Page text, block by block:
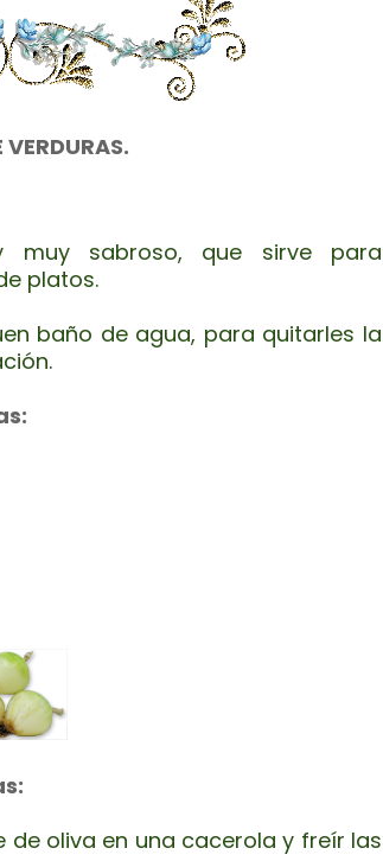
VERDURAS.
muy sabroso, que sirve para
platos.
baño de agua, para quitarles la
de oliva en una cacerola y freír las